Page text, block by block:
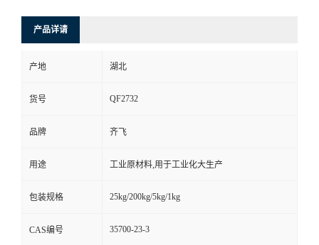
产品详请
产地 湖北
货号 QF2732
品牌 齐飞
用途 工业原材料,用于工业化大生产
包装规格 25kg/200kg/5kg/1kg
CAS编号 35700-23-3